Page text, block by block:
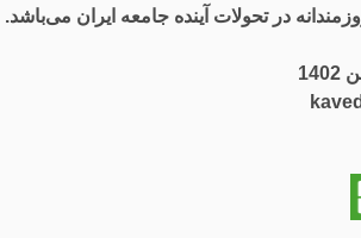
در تحولات آینده جامعه ایران می‌باشد.